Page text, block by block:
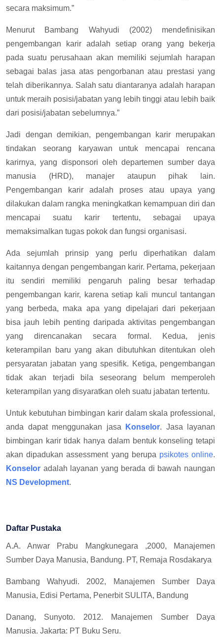
secara maksimum.”
Menurut Bambang Wahyudi (2002) mendefinisikan
pengembangan karir adalah setiap orang yang bekerja
pada suatu perusahaan akan memiliki sejumlah harapan
sebagai balas jasa atas pengorbanan atau prestasi yang
telah diberikannya. Salah satu diantaranya adalah harapan
untuk meraih posisi/jabatan yang lebih tinggi atau lebih baik
dari posisi/jabatan sebelumnya.”
Jadi dengan demikian, pengembangan karir merupakan
tindakan seorang karyawan untuk mencapai rencana
karirnya, yang disponsori oleh departemen sumber daya
manusia (HRD), manajer ataupun pihak lain.
Pengembangan karir adalah proses atau upaya yang
dilakukan dalam rangka meningkatkan kemampuan diri dan
mencapai suatu karir tertentu, sebagai upaya
memaksimalkan tugas pokok dan fungsi organisasi.
Ada sejumlah prinsip yang perlu diperhatikan dalam
kaitannya dengan pengembangan karir. Pertama, pekerjaan
itu sendiri memiliki pengaruh paling besar terhadap
pengembangan karir, karena setiap kali muncul tantangan
yang berbeda, maka apa yang dipelajari dari pekerjaan
bisa jauh lebih penting daripada aktivitas pengembangan
yang direncanakan secara formal. Kedua, jenis
keterampilan baru yang akan dibutuhkan ditentukan oleh
persyaratan jabatan yang spesifik. Ketiga, pengembangan
tidak akan terjadi bila seseorang belum memperoleh
keterampilan yang disyaratkan oleh suatu jabatan tertentu.
Untuk kebutuhan bimbingan karir dalam skala professional,
anda dapat menggunakan jasa
Konselor. Jasa layanan
bimbingan karir tidak hanya dalam bentuk konseling tetapi
akan dipadukan assessment yang berupa psikotes online.
Konselor adalah layanan yang berada di bawah naungan
NS Development.
Daftar Pustaka
A.A. Anwar Prabu Mangkunegara ,2000, Manajemen
Sumber Daya Manusia, Bandung. PT, Remaja Rosdakarya
Bambang Wahyudi. 2002, Manajemen Sumber Daya
Manusia, Edisi Pertama, Penerbit SULITA, Bandung
Danang, Sunyoto. 2012. Manajemen Sumber Daya
Manusia. Jakarta: PT Buku Seru.